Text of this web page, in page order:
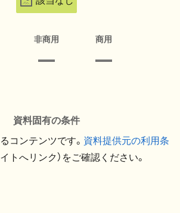
非商用 商用
資料固有の条件
コンテンツです。 資料提供元の利用条
イトへリンク）をご確認ください。